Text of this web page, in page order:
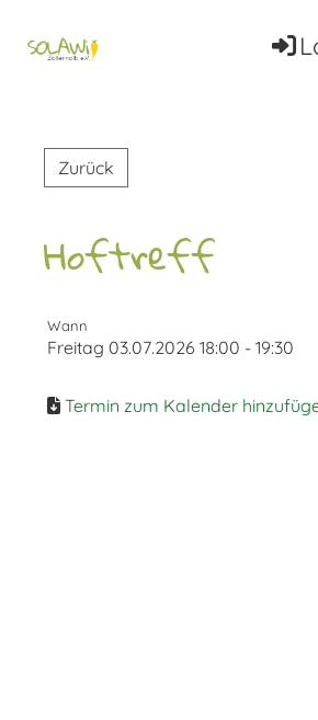
Zurück
Hoftreff
Wann
Freitag 03.07.2026 18:00 - 19:30
Termin zum Kalender